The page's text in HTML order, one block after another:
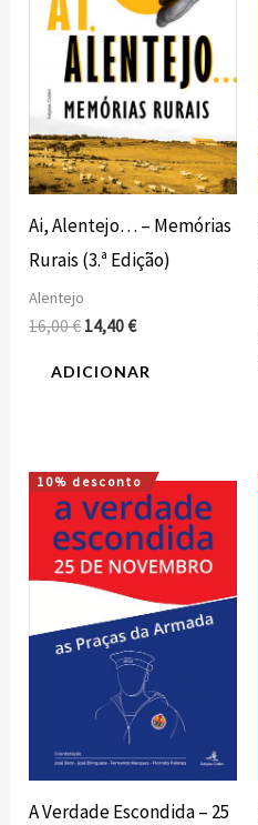
Ai, Alentejo… – Memórias
Rurais (3.ª Edição)
Alentejo
16,00€ 14,40€
ADICIONAR
10% desconto
A Verdade Escondida – 25
O
preço
original
era:
12,00 €.
O
preço
atual
é:
10,80 €.